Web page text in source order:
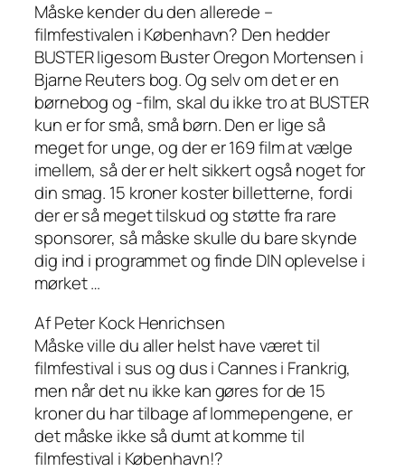
Måske kender du den allerede –
filmfestivalen i København? Den hedder
BUSTER ligesom Buster Oregon Mortensen i
Bjarne Reuters bog. Og selv om det er en
børnebogog -film, skal du ikke tro at BUSTER
kun er for små, små børn. Den er lige så
meget for unge, og der er 169 film at vælge
imellem, så der er helt sikkert også noget for
din smag. 15 kroner koster billetterne, fordi
der er så meget tilskud og støtte fra rare
sponsorer, så måske skulle du bare skynde
dig ind i programmet og finde DIN oplevelse i
mørket …
Af Peter Kock Henrichsen
Måske ville du aller helst have været til
filmfestival i sus og dus i Cannes i Frankrig,
men når det nu ikke kan gøres for de 15
kroner du har tilbage af lommepengene, er
det måske ikke så dumt at komme til
filmfestival i København!?